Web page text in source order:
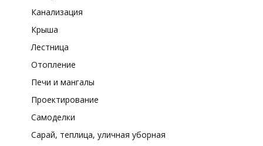
Канализация
Крыша
Лестница
Отопление
Печи и мангалы
Проектирование
Самоделки
Сарай, теплица, уличная уборная